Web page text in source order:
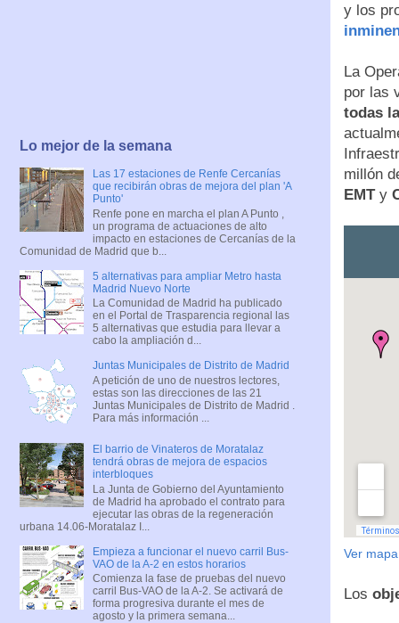
y los
La
por las
todas
millón
EMTy
Ver
Los
Lo mejor de la semana
Las 17 estaciones de Renfe Cercanías
que recibirán obras de mejora del plan 'A
Punto'
Renfe pone en marcha el plan A Punto ,
un programa de actuaciones de alto
impacto en estaciones de Cercanías de la
Comunidad de Madrid que b...
5 alternativas para ampliar Metro hasta
Madrid Nuevo Norte
La Comunidad de Madrid ha publicado
en el Portal de Trasparencia regional las
5 alternativas que estudia para llevar a
cabo la ampliación d...
Juntas Municipales de Distrito de Madrid
A petición de uno de nuestros lectores,
estas son las direcciones de las 21
Juntas Municipales de Distrito de Madrid .
Para más información ...
El barrio de Vinateros de Moratalaz
tendrá obras de mejora de espacios
interbloques
La Junta de Gobierno del Ayuntamiento
de Madrid ha aprobado el contrato para
ejecutar las obras de la regeneración
urbana 14.06-Moratalaz I...
Empieza a funcionar el nuevo carril Bus-
VAO de la A-2 en estos horarios
Comienza la fase de pruebas del nuevo
carril Bus-VAO de la A-2. Se activará de
forma progresiva durante el mes de
agosto y la primera semana...